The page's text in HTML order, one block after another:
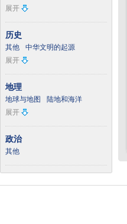
展开
历史
其他
中华文明的起源
展开
地理
地球与地图
陆地和海洋
展开
政治
其他